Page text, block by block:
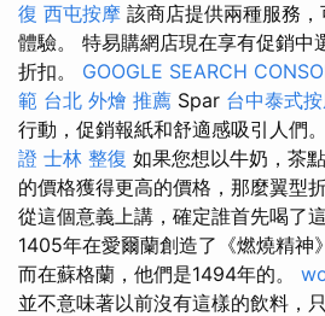
復 西屯按摩 該商店提供兩種服務
體驗。 特易購網店現在享有促銷中
折扣。 GOOGLE SEARCH
範 台北 外燴 推薦 Spar 台中泰式
行動，促銷報紙和舒適感吸引人們。
證 士林 整復 如果您想以牛奶，茶
的價格獲得更高的價格，那麼翼型
從這個意義上講，確定誰首先喝了
1405年在愛爾蘭創造了《燃燒精神
而在蘇格蘭，他們是1494年的。
並不意味著以前沒有這樣的飲料，